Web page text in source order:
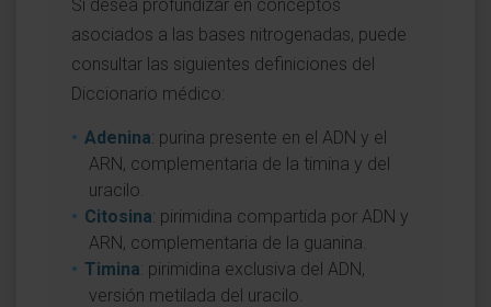
Si desea profundizar en conceptos
asociados a las bases nitrogenadas, puede
consultar las siguientes definiciones del
Diccionario médico:
Adenina: purina presente en el ADN y el
ARN, complementaria de la timina y del
uracilo.
Citosina: pirimidina compartida por ADN y
ARN, complementaria de la guanina.
Timina: pirimidina exclusiva del ADN,
versión metilada del uracilo.